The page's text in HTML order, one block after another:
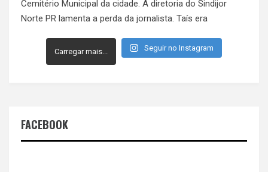
Carregar mais... Seguir no Instagram
FACEBOOK